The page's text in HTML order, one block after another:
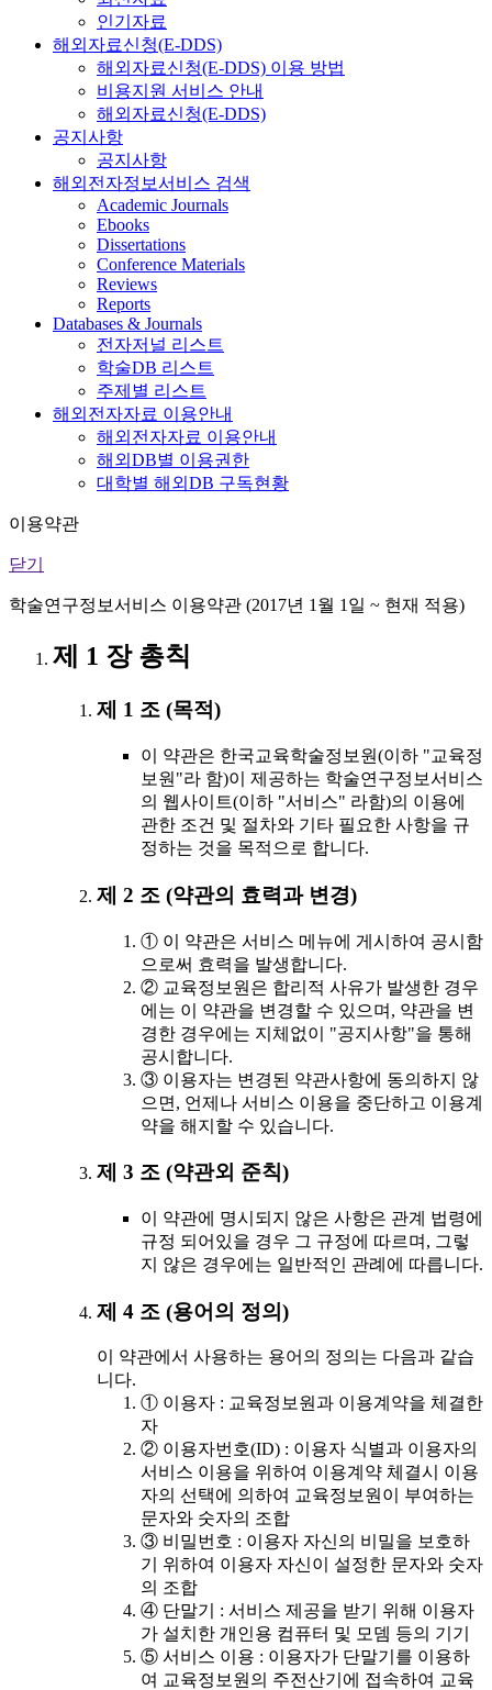
인기자료
해외자료신청(E-DDS)
해외자료신청(E-DDS) 이용 방법
비용지원 서비스 안내
해외자료신청(E-DDS)
공지사항
공지사항
해외전자정보서비스 검색
Academic Journals
Ebooks
Dissertations
Conference Materials
Reviews
Reports
Databases & Journals
전자저널 리스트
학술DB 리스트
주제별 리스트
해외전자자료 이용안내
해외전자자료 이용안내
해외DB별 이용권한
대학별 해외DB 구독현황
이용약관
닫기
학술연구정보서비스 이용약관 (2017년 1월 1일 ~ 현재 적용)
제 1 장 총칙
제 1 조 (목적)
이 약관은 한국교육학술정보원(이하 "교육정
보원"라 함)이 제공하는 학술연구정보서비스
의 웹사이트(이하 "서비스" 라함)의 이용에
관한 조건 및 절차와 기타 필요한 사항을 규
정하는 것을 목적으로 합니다.
제 2 조 (약관의 효력과 변경)
① 이 약관은 서비스 메뉴에 게시하여 공시함
으로써 효력을 발생합니다.
② 교육정보원은 합리적 사유가 발생한 경우
에는 이 약관을 변경할 수 있으며, 약관을 변
경한 경우에는 지체없이 "공지사항"을 통해
공시합니다.
③ 이용자는 변경된 약관사항에 동의하지 않
으면, 언제나 서비스 이용을 중단하고 이용계
약을 해지할 수 있습니다.
제 3 조 (약관외 준칙)
이 약관에 명시되지 않은 사항은 관계 법령에
규정 되어있을 경우 그 규정에 따르며, 그렇
지 않은 경우에는 일반적인 관례에 따릅니다.
제 4 조 (용어의 정의)
이 약관에서 사용하는 용어의 정의는 다음과 같습
니다.
① 이용자 : 교육정보원과 이용계약을 체결한
자
② 이용자번호(ID) : 이용자 식별과 이용자의
서비스 이용을 위하여 이용계약 체결시 이용
자의 선택에 의하여 교육정보원이 부여하는
문자와 숫자의 조합
③ 비밀번호 : 이용자 자신의 비밀을 보호하
기 위하여 이용자 자신이 설정한 문자와 숫자
의 조합
④ 단말기 : 서비스 제공을 받기 위해 이용자
가 설치한 개인용 컴퓨터 및 모뎀 등의 기기
⑤ 서비스 이용 : 이용자가 단말기를 이용하
여 교육정보원의 주전산기에 접속하여 교육